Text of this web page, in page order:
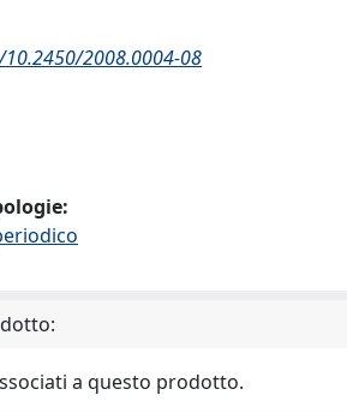
2008.0004-08
a questo prodotto.